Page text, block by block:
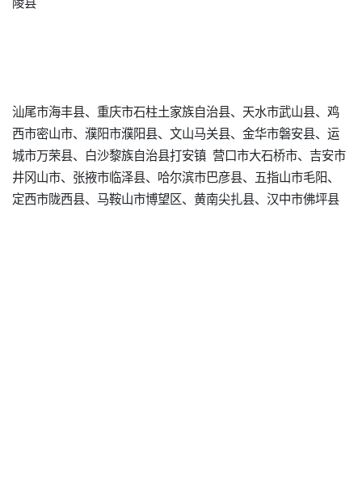
汕尾市海丰县、重庆市石柱土家族自治县、天水市武山县、鸡
西市密山市、濮阳市濮阳县、文山马关县、金华市磐安县、运
城市万荣县、白沙黎族自治县打安镇 营口市大石桥市、吉安市
井冈山市、张掖市临泽县、哈尔滨市巴彦县、五指山市毛阳、
定西市陇西县、马鞍山市博望区、黄南尖扎县、汉中市佛坪县